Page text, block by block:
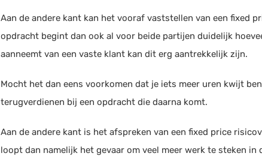
Aan de andere kant kan het vooraf vaststellen van een fixed
opdracht begint dan ook al voor beide partijen duidelijk
aanneemt van een vaste klant kan dit erg aantrekkelijk zijn.
Mocht het dan eens voorkomen dat je iets meer uren kwijt
terugverdienen bij een opdracht die daarna komt.
Aan de andere kant is het afspreken van een fixed price
loopt dan namelijk het gevaar om veel meer werk te steken